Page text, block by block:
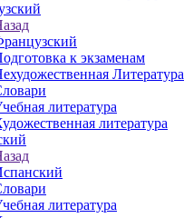
к экзаменам
Литература
литература
литература
литература